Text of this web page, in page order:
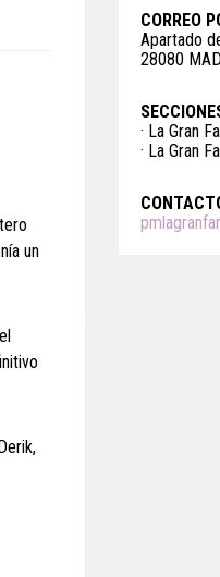
un
CORREO
Apartado
28080
· La Gran
· La Gran